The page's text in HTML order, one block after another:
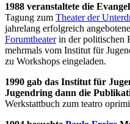
1988 veranstaltete die
Tagung zum Theater der
jahrelang erfolgreich
Forumtheaterin der politischen
mehrmals vom Institut für
zu Workshops eingeladen.
1990 gab das Institut für
Jugendring dann die
Werkstattbuch zum teatro